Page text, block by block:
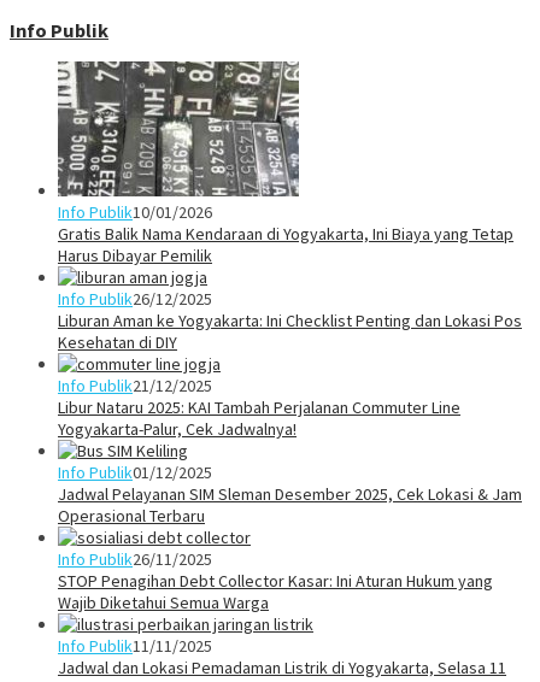
Info Publik
Info Publik10/01/2026
Gratis Balik Nama Kendaraan di Yogyakarta, Ini Biaya yang Tetap
Harus Dibayar Pemilik
Info Publik26/12/2025
Liburan Aman ke Yogyakarta: Ini Checklist Penting dan Lokasi Pos
Kesehatan di DIY
Info Publik21/12/2025
Libur Nataru 2025: KAI Tambah Perjalanan Commuter Line
Yogyakarta-Palur, Cek Jadwalnya!
Info Publik01/12/2025
Jadwal Pelayanan SIM Sleman Desember 2025, Cek Lokasi & Jam
Operasional Terbaru
Info Publik26/11/2025
STOP Penagihan Debt Collector Kasar: Ini Aturan Hukum yang
Wajib Diketahui Semua Warga
Info Publik11/11/2025
Jadwal dan Lokasi Pemadaman Listrik di Yogyakarta, Selasa 11